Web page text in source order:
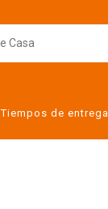
Tiempos de entrega